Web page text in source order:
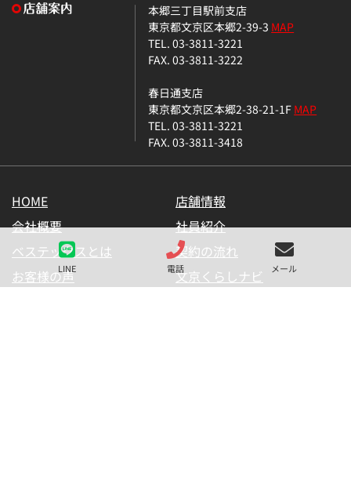
LINE 電話 メール
本郷三丁目駅前支店
東京都文京区本郷2-39-3 MAP
TEL. 03-3811-3221
FAX. 03-3811-3222
春日通支店
東京都文京区本郷2-38-21-1FMAP
TEL. 03-3811-3221
FAX. 03-3811-3418
HOME
店舗情報
会社概要
社員紹介
ベステックスとは
契約の流れ
お客様の声
文京くらしナビ